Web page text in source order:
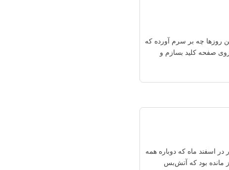
روزها چه بر سرم آورده که
صفحه کلید بسازم و
اسفند ماه که دوباره همه
مانده بود که آتش‌بس